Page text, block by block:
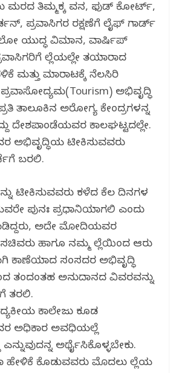
ಮರದ ತಿಮ್ಮಕ್ಕ ವನ, ಫುಡ್ ಕೋರ್ಟ್,
ಪ್ರವಾಸಿಗರ ರಕ್ಷಣೆಗೆ ಲೈಫ್ ಗಾರ್ಡ್
ಯುದ್ಧ ವಿಮಾನ, ವಾರ್ಷಿಪ್
ಜಿಲ್ಲೆಯಲ್ಲೇ ತಯಾರಾದ
ಮತ್ತು ಮಾರಾಟಕ್ಕೆ ನೆಲಸಿರಿ
ಅಭಿವೃದ್ಧಿ
ತಾಲೂಕಿನ ಅರೋಗ್ಯ ಕೇಂದ್ರಗಳನ್ನ
ದೇಶಪಾಂಡೆಯವರ ಕಾಲಘಟ್ಟದಲ್ಲೇ.
ಅಭಿವೃದ್ಧಿಯ ಟೀಕಿಸುವವರು
ಬರಲಿ.
ಟೀಕಿಸುವವರು ಕಳೆದ ಕೆಲ ದಿನಗಳ
ಪುನಃ ಪ್ರಧಾನಿಯಾಗಲಿ ಎಂದು
ಅದೇ ಮೋದಿಯವರ
ಹಾಗೂ ನಮ್ಮ ಜಿಲ್ಲೆಯಿಂದ ಆರು
ಕಾಣೆಯಾದ ಸಂಸದರ ಅಭಿವೃದ್ಧಿ
ತಂದಂತಹ ಅನುದಾನದ ವಿವರವನ್ನು
ತರಲಿ.
ಕಾಲೇಜು ಕೂಡ
ಅಧಿಕಾರ ಅವಧಿಯಲ್ಲೆ
ಅರ್ಥೈಸಿಕೊಳ್ಳಬೇಕು.
ಹೇಳಿಕೆ ಕೊಡುವವರು ಮೊದಲು ಜಿಲ್ಲೆಯ